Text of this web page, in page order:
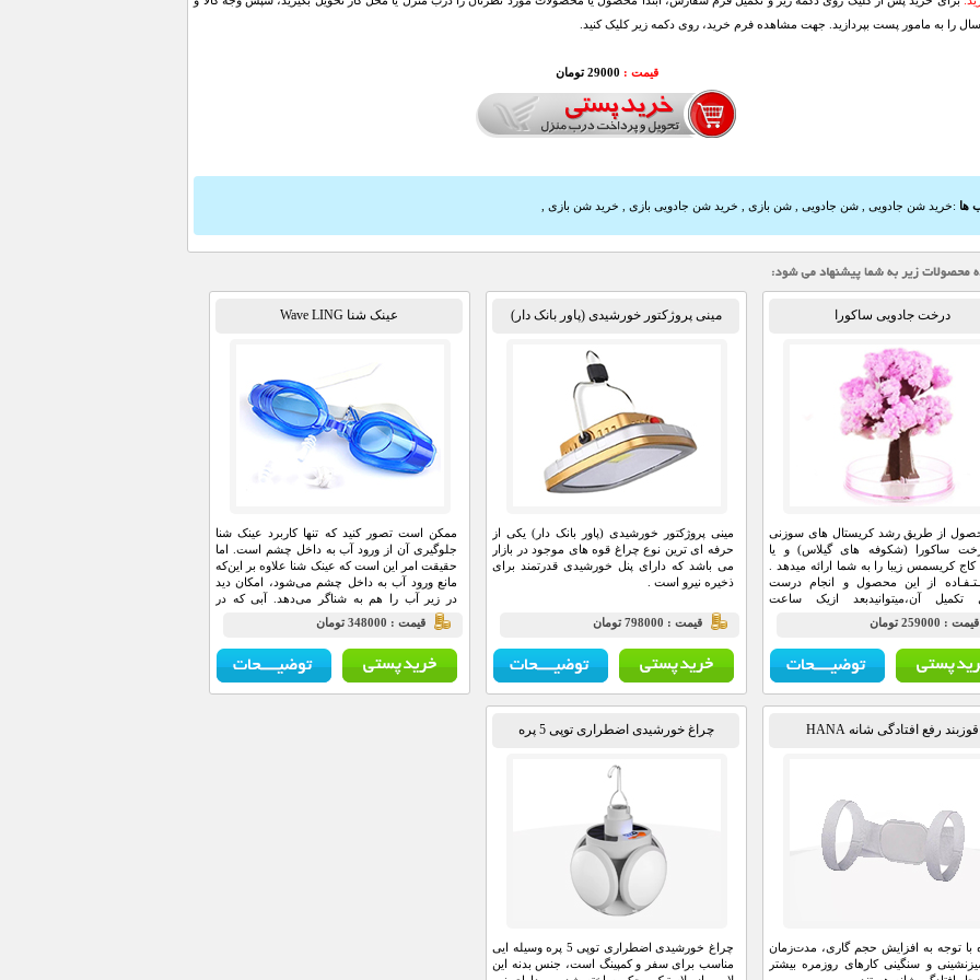
را به مامور پست بپردازید. جهت مشاهده فرم خرید، روی دکمه زیر کلیک کنید.
قیمت : 29000 تومان
ها :خرید شن جادویی شن جادویی شن بازی خرید شن جادویی بازی خرید شن بازی
درخت جادویی ساکورا
از طریق رشد کریستال های سوزنی
ساکورا (شکوفه های گیلاس) و یا
کریسمس زیبا را به شما ارائه میدهد .
از این محصول و انجام درست
تکمیل آن،میتوانیدبعد ازیک ساعت
کنیدکه یک درخت کاج کریسمس شروع
الی 24 ساعت که این زمان به دمای محیط بستگی
در جای مرطوب زمان طولانی تر خواهد بود
درخت ساکورا (شکوفه های گیلاس) و یا
کریسمسکامل تبدیل میشود.
قيمت : 259000 تومان
مینی پروژکتور خورشیدی (پاور بانک دار)
مینی پروژکتور خورشیدی (پاور بانک دار) یکی از
حرفه ای ترین نوع چراغ قوه های موجود در بازار
می باشد که دارای پنل خورشیدی قدرتمند برای
ذخیره نیرو است .
قيمت : 798000 تومان
عینک شنا Wave LING
ممکن است تصور کنید که تنها کاربرد عینک شنا
جلوگیری آن از ورود آب به داخل چشم است. اما
حقیقت امر این است که عینک شنا علاوه بر این‌که
مانع ورود آب به داخل چشم می‌شود، امکان دید
در زیر آب را هم به شناگر می‌دهد. آبی که در
استخر وجود دارد سرشار از کلر و مواد شیمیایی
دیگر است برای همین خوب است که هنگام شنا
حتما از عینک شنا استفاده کنید.
قيمت : 348000 تومان
قوزبند رفع افتادگی شانه HANA
با توجه به افزایش حجم گاری، مدت‌زمان
و سنگینی کارهای روزمره بیشتر
چراغ خورشیدی اضطراری توپی 5 پره
چراغ خورشیدی اضطراری توپی 5 پره وسیله ایی
مناسب برای سفر و کمپینگ است، جنس بدنه این